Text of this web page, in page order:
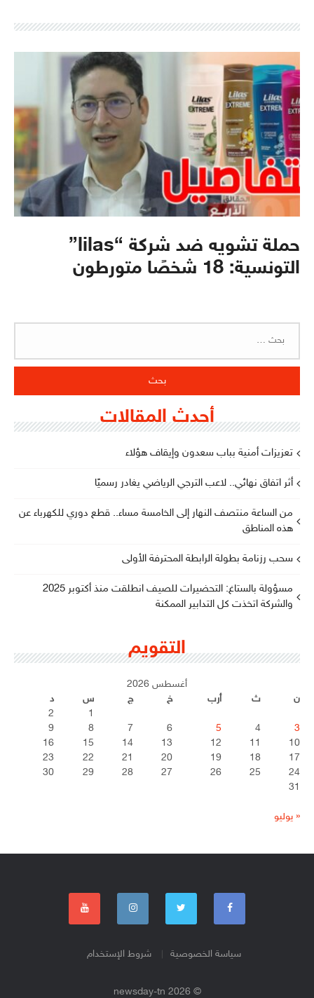
حملة تشويه ضد شركة “lilas”
التونسية: 18 شخصًا متورطون
أحدث المقالات
تعزيزات أمنية بباب سعدون وإيقاف هؤلاء
أثر اتفاق نهائي.. لاعب الترجي الرياضي يغادر رسميًا
من الساعة منتصف النهار إلى الخامسة مساء.. قطع دوري للكهرباء عن
هذه المناطق
سحب رزنامة بطولة الرابطة المحترفة الأولى
مسؤولة بالستاغ: التحضيرات للصيف انطلقت منذ أكتوبر 2025
والشركة اتخذت كل التدابير الممكنة
التقويم
أغسطس 2026
ن
ث أرب خ ج س
د
1
2
3
4
5
6
7
8
9
10
11
12
13
14
15
16
17
18
19
20
21
22
23
24
25
26
27
28
29
30
31
« يوليو
سياسة الخصوصية شروط الإستخدام
© 2026 newsday-tn